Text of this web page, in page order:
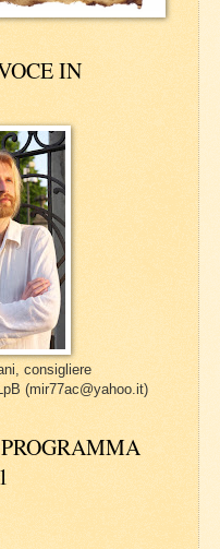
IN
consigliere
(mir77ac@yahoo.it)